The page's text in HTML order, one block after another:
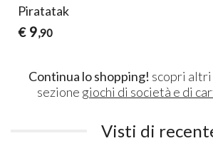
Piratatak
€ 9,90
Continua lo shopping! scopri
sezione giochi di società e di
Visti di